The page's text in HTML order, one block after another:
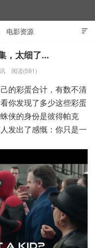

电影资源
，太细了...
阅读(591)
的彩蛋合计，有数不清
你发现了多少这些彩蛋
侠的身份是彼得帕克
发出了感慨：你只是一